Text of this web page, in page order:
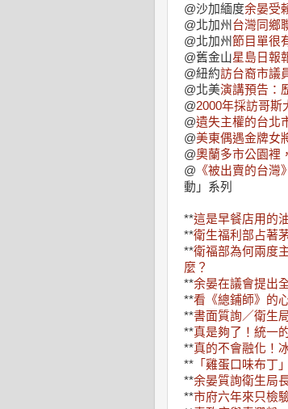
@沙加緬度余晏受
@北加州 台灣同鄉
@北加州節目單很
@舊金山星島日報
@紐約訪台裔市議
@北美演講預告：
@2000年採訪哥斯
@遺失主權的台北
@美東偶遇金牌女
@奧蘭多市公園裡
@ 《被出賣的台
動」系列
**這是早餐店用的
**衛生福利部占著
**衛福部為何兩度
麼？
**余晏在議會提出
**看《總鋪師》的
**書面質詢／衛生
**真是夠了！統一
**真的不會融化！
** 「雞蛋口味布丁
**余晏質詢衛生局
**市府六年來只檢